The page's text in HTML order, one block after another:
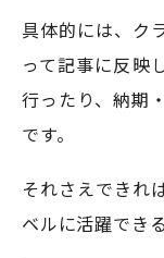
具体的には、ク
って記事に反映
行ったり、納期
です。
それさえできれ
ベルに活躍でき